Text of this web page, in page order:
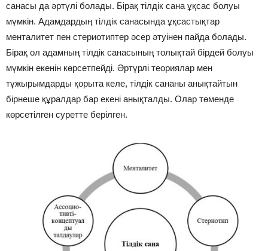
санасы да әртүлі болады. Бірақ тілдік сана ұқсас болуы
мүмкін. Адамдардың тілдік санасында ұқсастықтар
менталитет пен стериотиптер әсер әтуінен пайда болады.
Бірақ ол адамның тілдік санасының толықтай бірдей болуы
мүмкін екенін көрсетпейді. Әртүрлі теориялар мен
тұжырымдарды қорыта келе, тілдік сананы анықтайтын
бірнеше құралдар бар екені анықталды. Олар төменде
көрсетілген суретте берілген.